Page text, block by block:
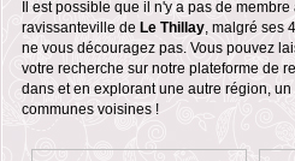
Il est possible que il n'y a pas de
ravissanteville de Le Thillay, malgré ses
ne vous découragez pas. Vous pouvez
votre recherche sur notre plateforme de
dans et en explorant une autre région,
communes voisines !